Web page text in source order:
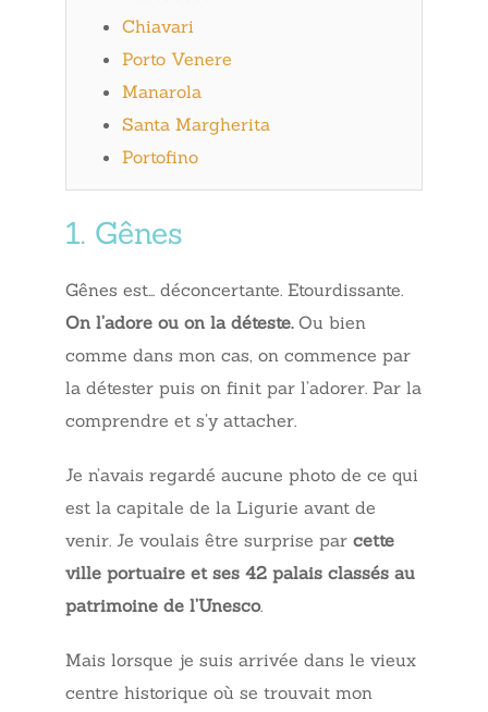
Chiavari
Porto Venere
Manarola
Santa Margherita
Portofino
1. Gênes
Gênes est… déconcertante. Etourdissante.
On l’adore ou on la déteste.Ou bien
comme dans mon cas, on commence par
la détester puis on finit par l’adorer. Par la
comprendre et s’y attacher.
Je n’avais regardé aucune photo de ce qui
est la capitale de la Ligurie avant de
venir. Je voulais être surprise par cette
ville portuaire et ses 42 palais classés au
patrimoine de l’Unesco.
Mais lorsque je suis arrivée dans le vieux
centre historique où se trouvait mon